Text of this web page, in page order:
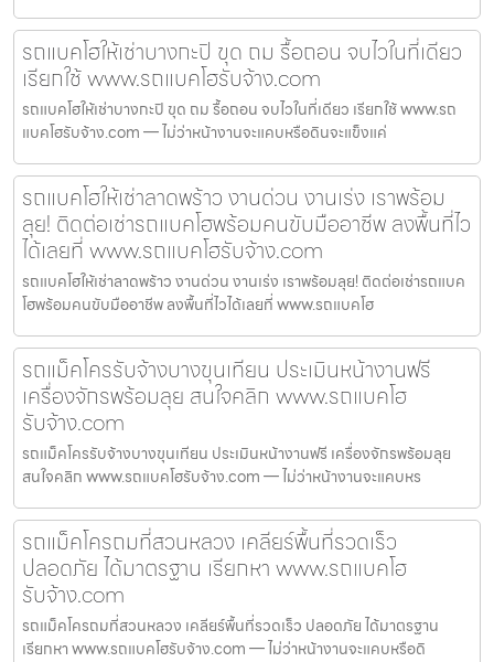
รถแบคโฮให้เช่าบางกะปิ ขุด ถม รื้อถอน จบไวในที่เดียว
เรียกใช้ www.รถแบคโฮรับจ้าง.com
รถแบคโฮให้เช่าบางกะปิ ขุด ถม รื้อถอน จบไวในที่เดียว เรียกใช้ www.รถ
แบคโฮรับจ้าง.com — ไม่ว่าหน้างานจะแคบหรือดินจะแข็งแค่
รถแบคโฮให้เช่าลาดพร้าว งานด่วน งานเร่ง เราพร้อม
ลุย! ติดต่อเช่ารถแบคโฮพร้อมคนขับมืออาชีพ ลงพื้นที่ไว
ได้เลยที่ www.รถแบคโฮรับจ้าง.com
รถแบคโฮให้เช่าลาดพร้าว งานด่วน งานเร่ง เราพร้อมลุย! ติดต่อเช่ารถแบค
โฮพร้อมคนขับมืออาชีพ ลงพื้นที่ไวได้เลยที่ www.รถแบคโฮ
รถแม็คโครรับจ้างบางขุนเทียน ประเมินหน้างานฟรี
เครื่องจักรพร้อมลุย สนใจคลิก www.รถแบคโฮ
รับจ้าง.com
รถแม็คโครรับจ้างบางขุนเทียน ประเมินหน้างานฟรี เครื่องจักรพร้อมลุย
สนใจคลิก www.รถแบคโฮรับจ้าง.com — ไม่ว่าหน้างานจะแคบหร
รถแม็คโครถมที่สวนหลวง เคลียร์พื้นที่รวดเร็ว
ปลอดภัย ได้มาตรฐาน เรียกหา www.รถแบคโฮ
รับจ้าง.com
รถแม็คโครถมที่สวนหลวง เคลียร์พื้นที่รวดเร็ว ปลอดภัย ได้มาตรฐาน
เรียกหา www.รถแบคโฮรับจ้าง.com — ไม่ว่าหน้างานจะแคบหรือดิ